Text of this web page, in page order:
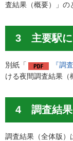
査結果（概要）」の
3 主要駅に
別紙「 『調
ける夜間調査結果（
4 調査結果
調査結果（全体版）